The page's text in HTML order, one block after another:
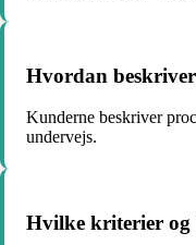
Hvordan
Kunderne beskriver
undervejs.
Hvilke kriterier og